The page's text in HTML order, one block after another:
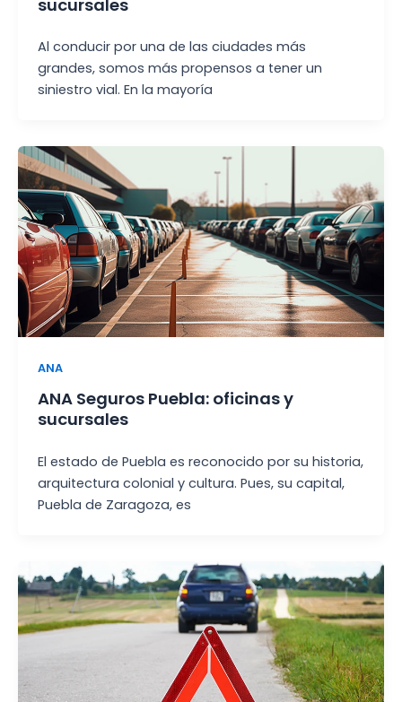
sucursales
Al conducir por una de las ciudades más
grandes, somos más propensos a tener un
siniestro vial. En la mayoría
ANA
ANA Seguros Puebla: oficinas y
sucursales
El estado de Puebla es reconocido por su historia,
arquitectura colonial y cultura. Pues, su capital,
Puebla de Zaragoza, es